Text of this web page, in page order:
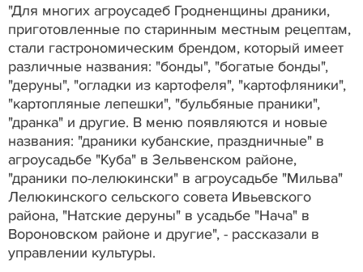
"Для многих агроусадеб Гродненщины драники,
приготовленные по старинным местным рецептам,
стали гастрономическим брендом, который имеет
различные названия: "бонды", "богатые бонды",
"деруны", "огладки из картофеля", "картофляники",
"картопляные лепешки", "бульбяные праники",
"дранка" и другие. В меню появляются и новые
названия: "драники кубанские, праздничные" в
агроусадьбе "Куба" в Зельвенском районе,
"драники по-лелюкински" в агроусадьбе "Мильва"
Лелюкинского сельского совета Ивьевского
района, "Натские деруны" в усадьбе "Нача" в
Вороновском районе и другие", - рассказали в
управлении культуры.